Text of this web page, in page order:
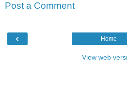
Post a Comment
‹ Home
View web